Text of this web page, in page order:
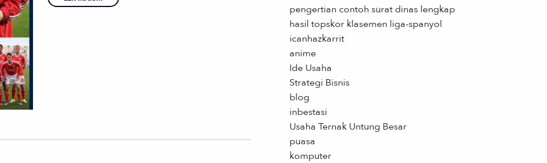
pengertian contoh surat dinas lengkap
hasil topskor klasemen liga-spanyol
icanhazkarrit
anime
Ide Usaha
Strategi Bisnis
blog
inbestasi
Usaha Ternak Untung Besar
puasa
komputer